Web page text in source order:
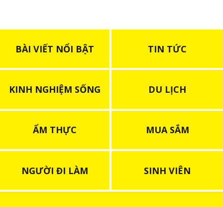
BÀI VIẾT NỔI BẬT TIN TỨC
KINH NGHIỆM SỐNG DU LỊCH
ẨM THỰC MUA SẮM
NGƯỜI ĐI LÀM SINH VIÊN